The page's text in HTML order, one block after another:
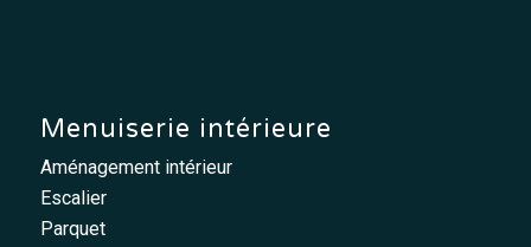
Menuiserie intérieure
Aménagement intérieur
Escalier
Parquet